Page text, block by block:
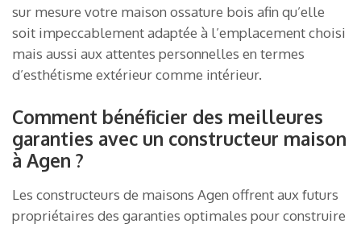
sur mesure votre maison ossature bois afin qu’elle
soit impeccablement adaptée à l’emplacement choisi
mais aussi aux attentes personnelles en termes
d’esthétisme extérieur comme intérieur.
Comment bénéficier des meilleures
garanties avec un constructeur maison
à Agen ?
Les constructeurs de maisons Agen offrent aux futurs
propriétaires des garanties optimales pour construire